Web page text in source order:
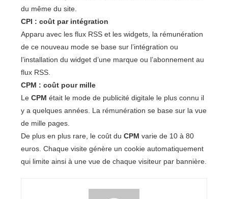
du même du site.
CPI : coût par intégration
Apparu avec les flux RSS et les widgets, la rémunération
de ce nouveau mode se base sur l’intégration ou
l’installation du widget d’une marque ou l’abonnement au
flux RSS.
CPM : coût pour mille
LeCPM était le mode de publicité digitale le plus connu il
y a quelques années. La rémunération se base sur la vue
de mille pages.
De plus en plus rare, le coût duCPM varie de 10 à 80
euros. Chaque visite génère un cookie automatiquement
qui limite ainsi à une vue de chaque visiteur par bannière.